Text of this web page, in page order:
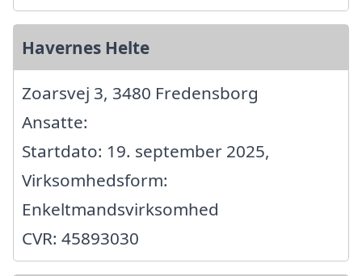
Havernes Helte
Zoarsvej 3, 3480 Fredensborg
Ansatte:
Startdato: 19. september 2025,
Virksomhedsform:
Enkeltmandsvirksomhed
CVR: 45893030